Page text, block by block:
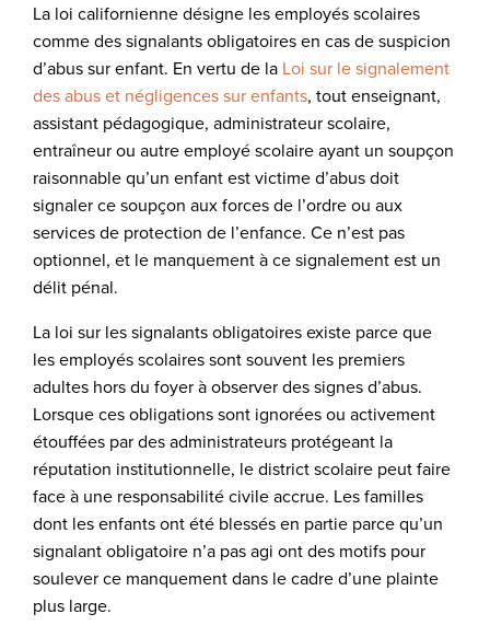
La loi californienne désigne les employés scolaires
comme des signalants obligatoires en cas de suspicion
d’abus sur enfant. En vertu de la Loi sur le signalement
des abus et négligences sur enfants, tout enseignant,
assistant pédagogique, administrateur scolaire,
entraîneur ou autre employé scolaire ayant un soupçon
raisonnable qu’un enfant est victime d’abus doit
signaler ce soupçon aux forces de l’ordre ou aux
services de protection de l’enfance. Ce n’est pas
optionnel, et le manquement à ce signalement est un
délit pénal.
La loi sur les signalants obligatoires existe parce que
les employés scolaires sont souvent les premiers
adultes hors du foyer à observer des signes d’abus.
Lorsque ces obligations sont ignorées ou activement
étouffées par des administrateurs protégeant la
réputation institutionnelle, le district scolaire peut faire
face à une responsabilité civile accrue. Les familles
dont les enfants ont été blessés en partie parce qu’un
signalant obligatoire n’a pas agi ont des motifs pour
soulever ce manquement dans le cadre d’une plainte
plus large.